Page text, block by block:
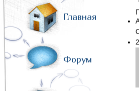
Главная
Форум